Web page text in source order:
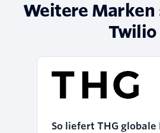
Weitere Marken
Twilio
So liefert THG globale